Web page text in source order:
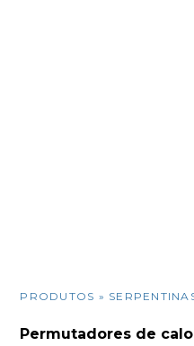
PRODUTOS »
Permutadores de